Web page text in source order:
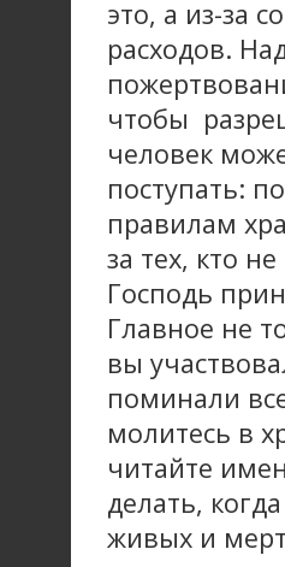
это, а из-за
расходов.
чтобы
человек
поступать:
правилам
за тех, кто
Господь
Главное не
вы
поминали
молитесь в
читайте
делать,
живых и